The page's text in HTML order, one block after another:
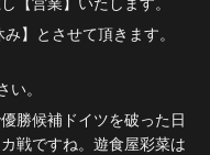
】とさせて頂きます。
い。
勝候補ドイツを破った日
戦ですね。遊食屋彩菜は